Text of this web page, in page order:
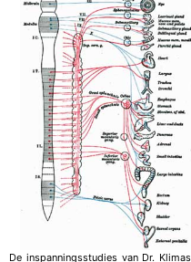
De inspanningsstudies van Dr. Klimas